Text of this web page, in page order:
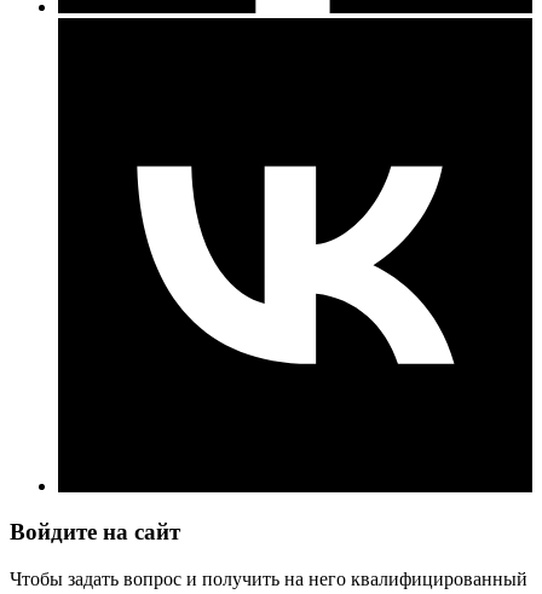
Войдите на сайт
Чтобы задать вопрос и получить на него квалифицированный